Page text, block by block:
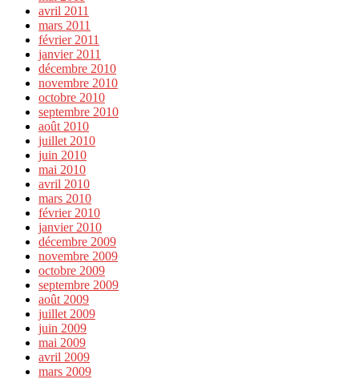
avril 2011
mars 2011
février 2011
janvier 2011
décembre 2010
novembre 2010
octobre 2010
septembre 2010
août 2010
juillet 2010
juin 2010
mai 2010
avril 2010
mars 2010
février 2010
janvier 2010
décembre 2009
novembre 2009
octobre 2009
septembre 2009
août 2009
juillet 2009
juin 2009
mai 2009
avril 2009
mars 2009